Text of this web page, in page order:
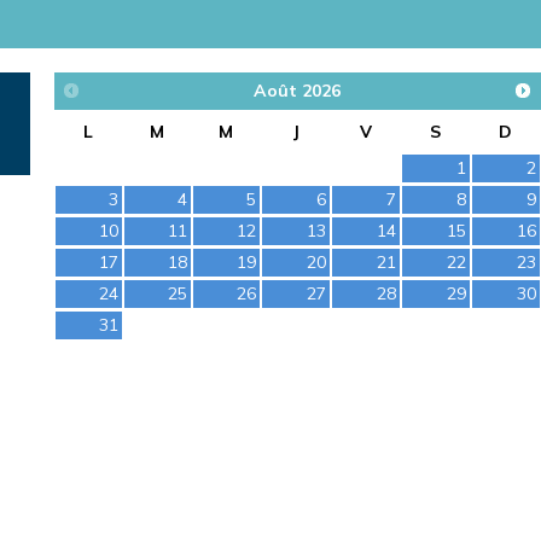
Août 2026
L
M M J V S
D
1
2
3
4 5 6 7 8
9
10
11 12 13 14 15
16
17
18 19 20 21 22
23
24
25 26 27 28 29
30
31